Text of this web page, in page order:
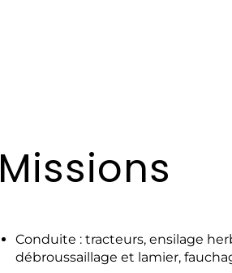
Missions
Conduite : tracteurs, ensilage
débroussaillage et lamier,